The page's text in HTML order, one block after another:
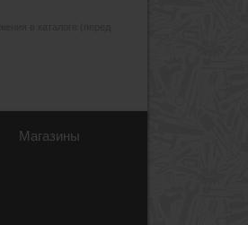
Магазины